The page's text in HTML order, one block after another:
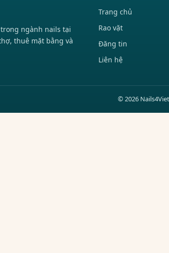
ngành nails tại
thuê mặt bằng và
Trang chủ
Rao vặt
Đăng tin
Liên hệ
© 2026